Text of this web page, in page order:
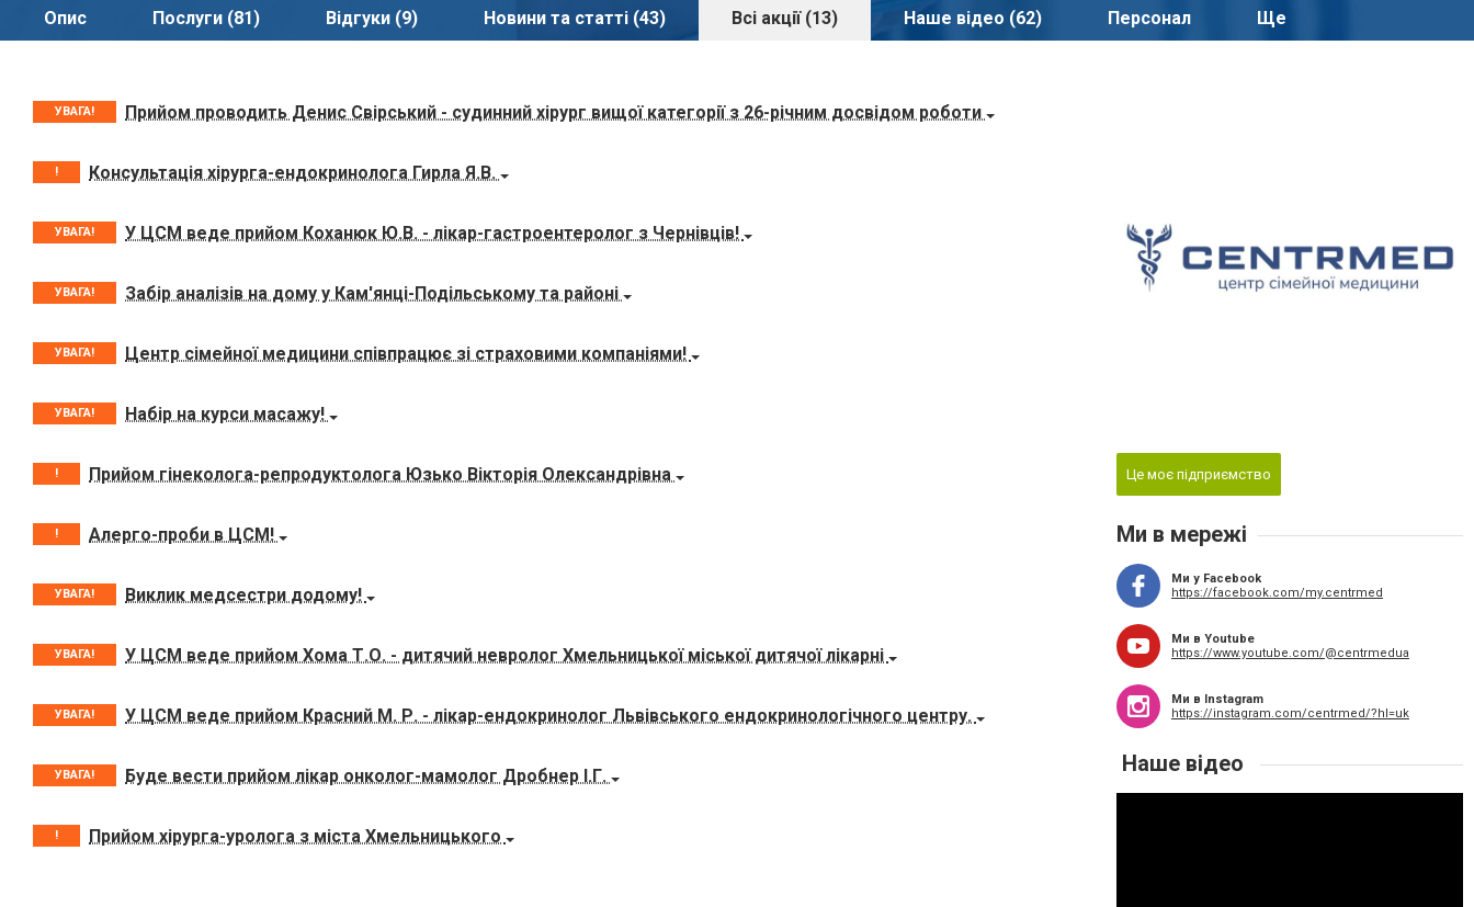
Опис Послуги (81) Відгуки (9) Новини та статті (43) Всі акції (13) Наше відео (62) Персонал Ще
УВАГА! Прийом проводить Денис Свірський - судинний хірург вищої категорії з 26-річним досвідом роботи
! Консультація хірурга-ендокринолога Гирла Я.В.
УВАГА! У ЦСМ веде прийом Коханюк Ю.В. - лікар-гастроентеролог з Чернівців!
УВАГА! Забір аналізів на дому у Кам'янці-Подільському та районі
УВАГА! Центр сімейної медицини співпрацює зі страховими компаніями!
УВАГА! Набір на курси масажу!
! Прийом гінеколога-репродуктолога Юзько Вікторія Олександрівна
! Алерго-проби в ЦСМ!
УВАГА! Виклик медсестри додому!
УВАГА! У ЦСМ веде прийом Хома Т.О. - дитячий невролог Хмельницької міської дитячої лікарні
УВАГА! У ЦСМ веде прийом Красний М. Р. - лікар-ендокринолог Львівського ендокринологічного центру.
УВАГА! Буде вести прийом лікар онколог-мамолог Дробнер І.Г.
! Прийом хірурга-уролога з міста Хмельницького
Це моє підприємство
Ми в мережі
Ми у Facebook
https://facebook.com/my.centrmed
Ми в Youtube
https://www.youtube.com/@centrmedua
Ми в Instagram
https://instagram.com/centrmed/?hl=uk
Наше відео